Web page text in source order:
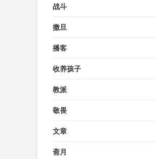
战斗
撒旦
播客
收养孩子
教派
敬畏
文章
斋月